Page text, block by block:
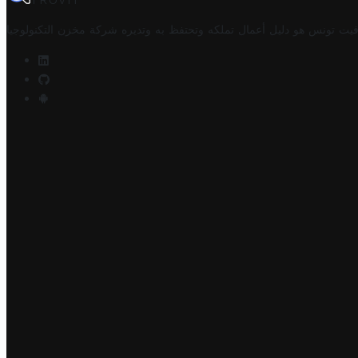
تونس هو دليل أعمال تملكه وتحتفظ به وتديره شركة مخزن التكنولوجيا